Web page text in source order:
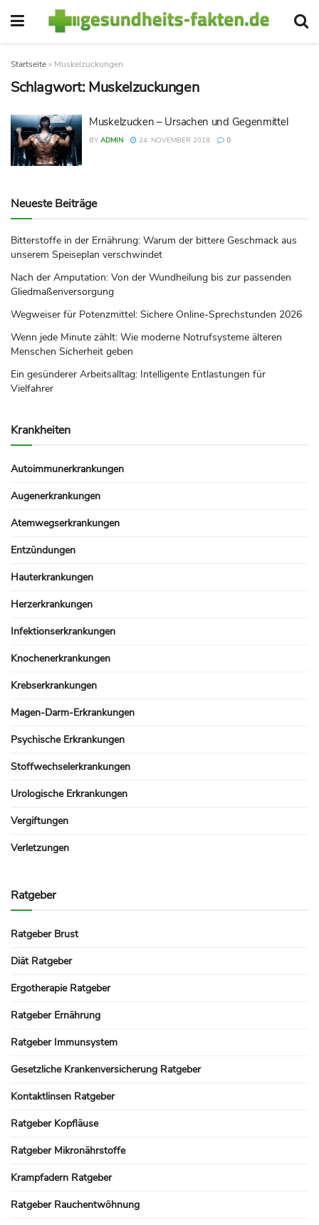
Startseite » Muskelzuckungen
Schlagwort:Muskelzuckungen
Muskelzucken – Ursachen und Gegenmittel
BY ADMIN 24. NOVEMBER 2018 0
Neueste Beiträge
Bitterstoffe in der Ernährung: Warum der bittere Geschmack aus
unserem Speiseplan verschwindet
Nach der Amputation: Von der Wundheilung bis zur passenden
Gliedmaßenversorgung
Wegweiser für Potenzmittel: Sichere Online-Sprechstunden 2026
Wenn jede Minute zählt: Wie moderne Notrufsysteme älteren
Menschen Sicherheit geben
Ein gesünderer Arbeitsalltag: Intelligente Entlastungen für
Vielfahrer
Krankheiten
Autoimmunerkrankungen
Augenerkrankungen
Atemwegserkrankungen
Entzündungen
Hauterkrankungen
Herzerkrankungen
Infektionserkrankungen
Knochenerkrankungen
Krebserkrankungen
Magen-Darm-Erkrankungen
Psychische Erkrankungen
Stoffwechselerkrankungen
Urologische Erkrankungen
Vergiftungen
Verletzungen
Ratgeber
Ratgeber Brust
Diät Ratgeber
Ergotherapie Ratgeber
Ratgeber Ernährung
Ratgeber Immunsystem
Gesetzliche Krankenversicherung Ratgeber
Kontaktlinsen Ratgeber
Ratgeber Kopfläuse
Ratgeber Mikronährstoffe
Krampfadern Ratgeber
Ratgeber Rauchentwöhnung